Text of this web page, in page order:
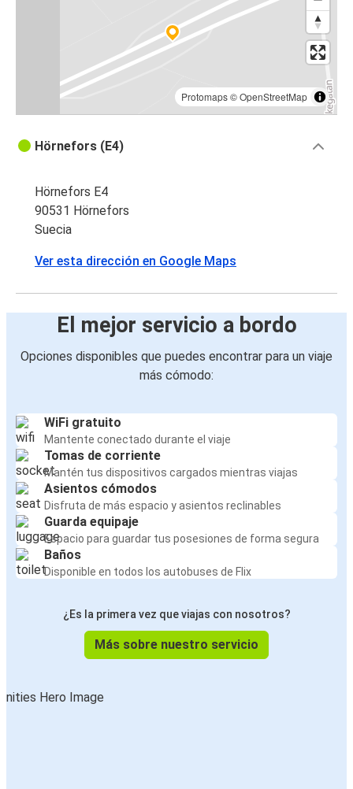
Protomaps©OpenStreetMap
Hörnefors (E4)
Hörnefors E4
90531 Hörnefors
Suecia
Ver esta dirección en Google Maps
El mejor servicio a bordo
Opciones disponibles que puedes encontrar para un viaje
más cómodo:
WiFi gratuito
Mantente conectado durante el viaje
Tomas de corriente
Mantén tus dispositivos cargados mientras viajas
Asientos cómodos
Disfruta de más espacio y asientos reclinables
Guarda equipaje
Espacio para guardar tus posesiones de forma segura
Baños
Disponible en todos los autobuses de Flix
¿Es la primera vez que viajas con nosotros?
Más sobre nuestro servicio